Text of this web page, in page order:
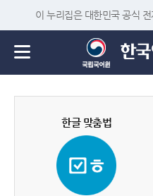
이 누리집은 대한민국 공식
한글 맞춤법